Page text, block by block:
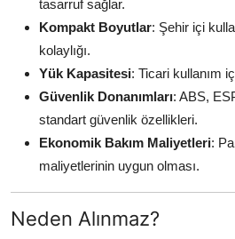
tasarruf sağlar.
Kompakt Boyutlar: Şehir içi
kolaylığı.
Yük Kapasitesi: Ticari kullanım
Güvenlik Donanımları: ABS,
standart güvenlik özellikleri.
Ekonomik Bakım Maliyetleri:
maliyetlerinin uygun olması.
Neden Alınmaz?